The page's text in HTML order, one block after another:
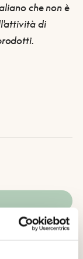
che non è
di